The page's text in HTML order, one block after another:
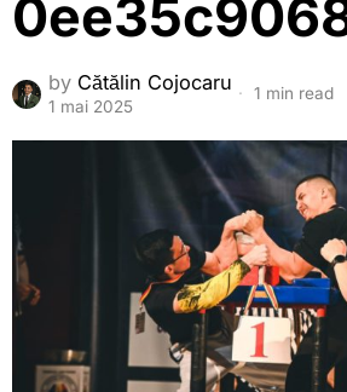
by Cătălin Cojocaru
1 mai 2025
1 min read